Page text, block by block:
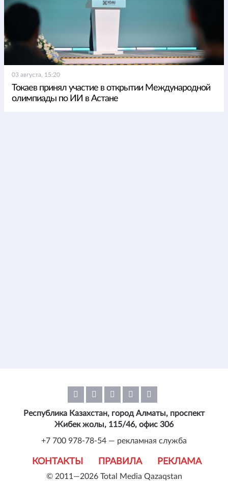
03 августа, 15:20
Токаев принял участие в открытии Международной
олимпиады по ИИ в Астане
© 2011—2026 Total Media Qazaqstan
КОНТАКТЫ ПРАВИЛА РЕКЛАМА
Республика Казахстан, город Алматы, проспект
Жибек жолы, 115/46, офис 306
+7 700 978-78-54 — рекламная служба